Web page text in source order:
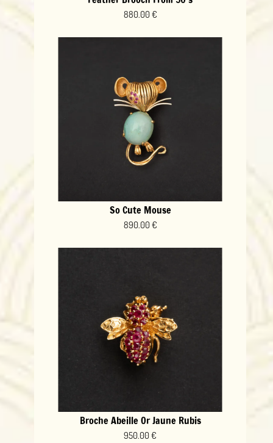
880.00 €
So Cute Mouse
890.00 €
Broche Abeille Or Jaune Rubis
950.00 €